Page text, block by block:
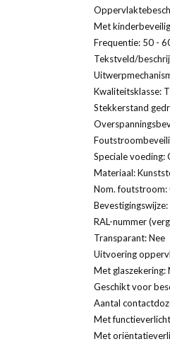
Met
Frequentie: 50 -
Tekstveld/
Kwaliteitsklasse:
Stekkerstand
Speciale voeding:
Materiaal:
Nom. foutstroom:
RAL-nummer
Transparant: Nee
Uitvoering
Met glaszekering:
Geschikt voor
Aantal
Met
Met